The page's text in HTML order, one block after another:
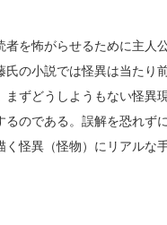
を怖がらせるために主人
の小説では怪異は当たり
ずどうしようもない怪異
のである。誤解を恐れず
怪異（怪物）にリアルな